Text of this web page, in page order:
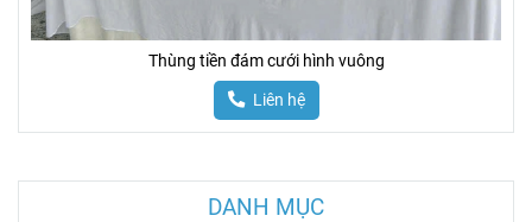
Thùng tiền đám cưới hình vuông
Liên hệ
DANH MỤC